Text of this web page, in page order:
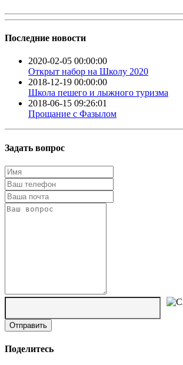
Последние новости
2020-02-05 00:00:00
Открыт набор на Школу 2020
2018-12-19 00:00:00
Школа пешего и лыжного туризма
2018-06-15 09:26:01
Прощание с Фазылом
Задать вопрос
Поделитесь